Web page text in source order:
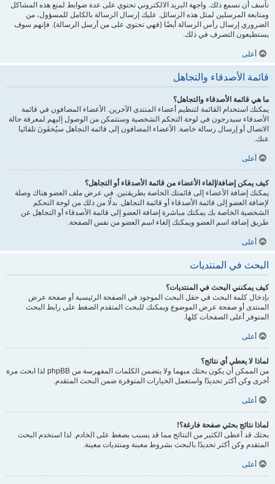
نأسف أن نسمع ذلك. واجهة البريد الالكتروني تحتوي على عدة ضوابط لمنع هذه المشاكل
ومتابعة المرسلين لمثل هذه الرسائل. عليك إرسال الرسالة بالكامل للمسؤول، من
الضروري إرسال رأس الرسالة أيضًا (فهي تحتوي على من أرسل الرسالة). فإنهم سوف
يستطيعون التصرف في ذلك.
أعلى
قائمة الأصدقاء والتجاهل
ما هي قائمة الأصدقاء والتجاهل؟
يمكنك استخدام القائمة لتنظيم أعضاء المنتدى الآخرين. الأعضاء المضافون في قائمة
الأصدقاء سيدرجون في لوحة التحكم الشخصية وستتمكن من الوصول إليهم لمعرفة حالة
الاتصال أو إرسال رسالة خاصة. الأعضاء المضافون إلى قائمة التجاهل سيُخفَونَ تلقائيا
عنك.
أعلى
كيف يمكن إضافة/إلغاء الأعضاء من قائمة الأصدقاء أو التجاهل؟
يمكنك إضافة الأعضاء إلى قائمتك الخاصة بطريقتين. في عرض ملف العضو هناك وصلة
لإضافة العضو إلى قائمة الأصدقاء أو قائمة التجاهل. بدلًا من ذلك من لوحة التحكم
الشخصية الخاصة بك يمكنك مباشرة إضافة العضو إلى قائمة الأصدقاء أو التجاهل عن
طريق إضافة اسم العضو ويمكنك إلغاء اسم العضو من نفس الصفحة.
أعلى
البحث في المنتديات
كيف يمكنني البحث في المنتديات؟
بإدخال كلمة البحث في حقل البحث الموجود في الصفحة الرئيسية أو صفحة عرض
المنتدى أو صفحة عرض الموضوع ويمكنك للبحث المتقدم الضغط على رابط البحث
المتوفر أعلى الصفحات كلها.
أعلى
لماذا لا يعطي أي نتائج؟
من الممكن أن يكون بحثك مبهما ولا يتضمن الكلمات المفهرسة من phpBB لذا ابحث مرة
أخرى وكن أكثر تحديدًا واستعمل الخيارات المتوفرة ضمن البحث المتقدم.
أعلى
لماذا نتائج بحثي صفحة فارغة؟!
بحثك قد أعطى الكثير من النتائج مما قد يسبب بضغط على الخادم. لذا استخدم البحث
المتقدم وكن أكثر تحديدًا بالبحث بشروط معينة ومنتديات معينة.
أعلى